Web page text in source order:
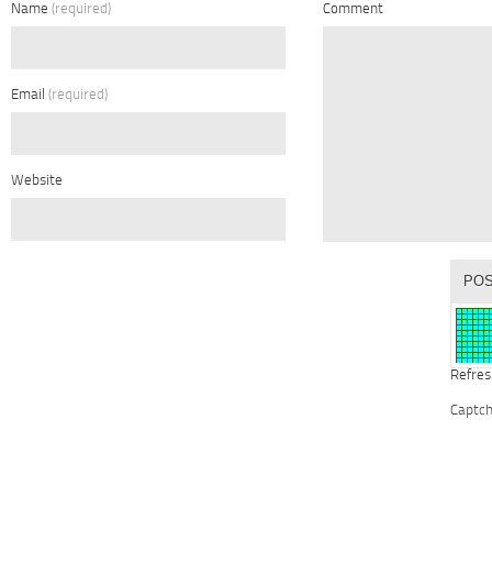
Name (required)
Email (required)
Website
Comment